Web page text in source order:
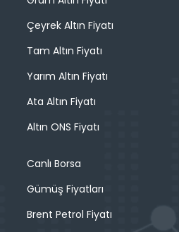
Çeyrek Altın Fiyatı
Tam Altın Fiyatı
Yarım Altın Fiyatı
Ata Altın Fiyatı
Altın ONS Fiyatı
Canlı Borsa
Gümüş Fiyatları
Brent Petrol Fiyatı